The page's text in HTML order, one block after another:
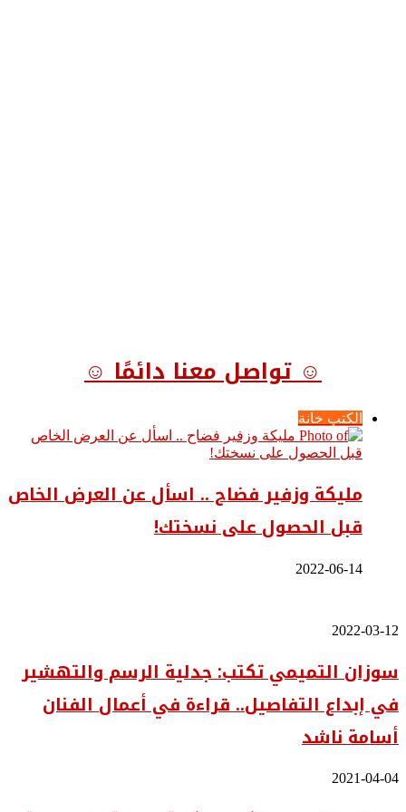
☺ تواصل معنا دائمًا ☺
الكتب خانة
مليكة وزفير فضاح .. اسأل عن العرض الخاص
قبل الحصول على نسختك!
2022-06-14
سوزان
تكتب:
جدلية
الرسم
والتهشير
في
قراءة
2022-03-12
سوزان التميمي تكتب: جدلية الرسم والتهشير
في إبداع التفاصيل.. قراءة في أعمال الفنان
أسامة ناشد
سوزان
2021-04-04